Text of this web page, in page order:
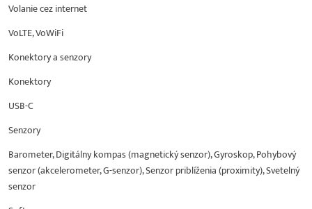
Volanie cez internet
VoLTE, VoWiFi
Konektory a senzory
Konektory
USB-C
Senzory
Barometer, Digitálny kompas (magnetický senzor), Gyroskop, Pohybový
senzor (akcelerometer, G-senzor), Senzor priblíženia (proximity), Svetelný
senzor